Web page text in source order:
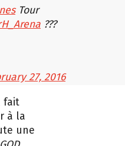
Tour
???
27, 2016
fait
à la
une